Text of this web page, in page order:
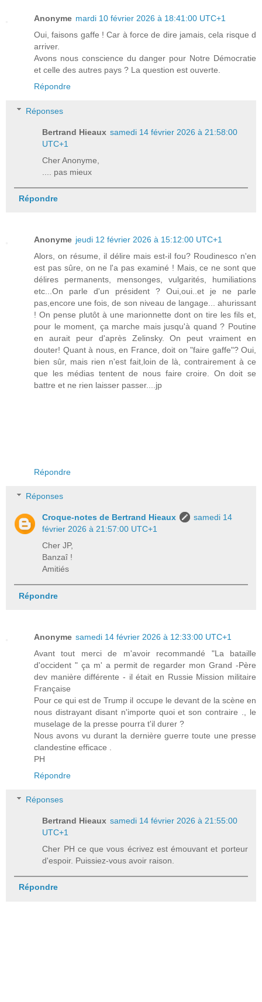
Anonyme mardi 10 février 2026 à 18:41:00 UTC+1
Oui, faisons gaffe ! Car à force de dire jamais, cela risque d
arriver.
Avons nous conscience du danger pour Notre Démocratie
et celle des autres pays ? La question est ouverte.
Répondre
Réponses
Bertrand Hieaux samedi 14 février 2026 à 21:58:00
UTC+1
Cher Anonyme,
.... pas mieux
Répondre
Anonyme jeudi 12 février 2026 à 15:12:00 UTC+1
Alors, on résume, il délire mais est-il fou? Roudinesco n'en
est pas sûre, on ne l'a pas examiné ! Mais, ce ne sont que
délires permanents, mensonges, vulgarités, humiliations
etc...On parle d'un président ? Oui,oui..et je ne parle
pas,encore une fois, de son niveau de langage... ahurissant
! On pense plutôt à une marionnette dont on tire les fils et,
pour le moment, ça marche mais jusqu'à quand ? Poutine
en aurait peur d'après Zelinsky. On peut vraiment en
douter! Quant à nous, en France, doit on "faire gaffe"? Oui,
bien sûr, mais rien n'est fait,loin de là, contrairement à ce
que les médias tentent de nous faire croire. On doit se
battre et ne rien laisser passer....jp
Répondre
Réponses
Croque-notes de Bertrand Hieaux
samedi 14
février 2026 à 21:57:00 UTC+1
Cher JP,
Banzaî !
Amitiés
Répondre
Anonyme samedi 14 février 2026 à 12:33:00 UTC+1
Avant tout merci de m'avoir recommandé "La bataille
d'occident " ça m' a permit de regarder mon Grand -Père
dev manière différente - il était en Russie Mission militaire
Française
Pour ce qui est de Trump il occupe le devant de la scène en
nous distrayant disant n'importe quoi et son contraire ., le
muselage de la presse pourra t'il durer ?
Nous avons vu durant la dernière guerre toute une presse
clandestine efficace .
PH
Répondre
Réponses
Bertrand Hieaux samedi 14 février 2026 à 21:55:00
UTC+1
Cher PH ce que vous écrivez est émouvant et porteur
d'espoir. Puissiez-vous avoir raison.
Répondre